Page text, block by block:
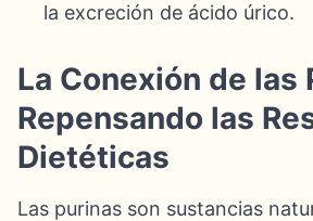
la excreción de ácido úrico.
La Conexión de las
Repensando las
Dietéticas
Las purinas son sustancias